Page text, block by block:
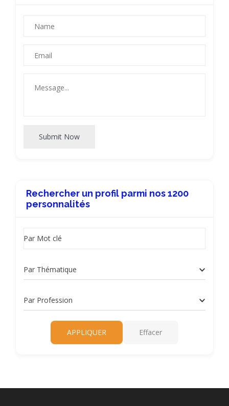
Submit Now
Rechercher un profil parmi nos 1200
personnalités
Par Mot clé
Par Thématique
Par Profession
APPLIQUER Effacer